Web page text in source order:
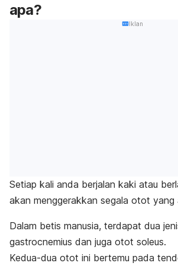
apa?
Iklan
Setiap kali anda berjalan kaki atau
akan menggerakkan segala otot yang
Dalam betis manusia, terdapat dua
gastrocnemius dan juga otot soleus.
Kedua-dua otot ini bertemu pada